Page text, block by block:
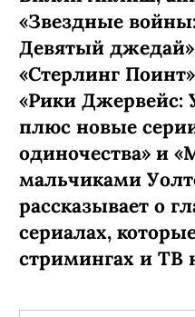
«Звездные
Девятый
«Стерлинг
«Рики Джервейс:
плюс новые
одиночества» и
мальчиками
рассказывает о
сериалах,
стримингах и ТВ